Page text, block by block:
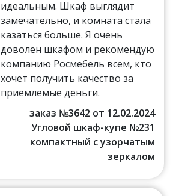
идеальным. Шкаф выглядит
замечательно, и комната стала
казаться больше. Я очень
доволен шкафом и рекомендую
компанию Росмебель всем, кто
хочет получить качество за
приемлемые деньги.
заказ №3642 от 12.02.2024
Угловой шкаф-купе №231
компактный с узорчатым
зеркалом